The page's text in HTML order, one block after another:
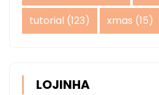
tutorial (123) xmas (15)
LOJINHA